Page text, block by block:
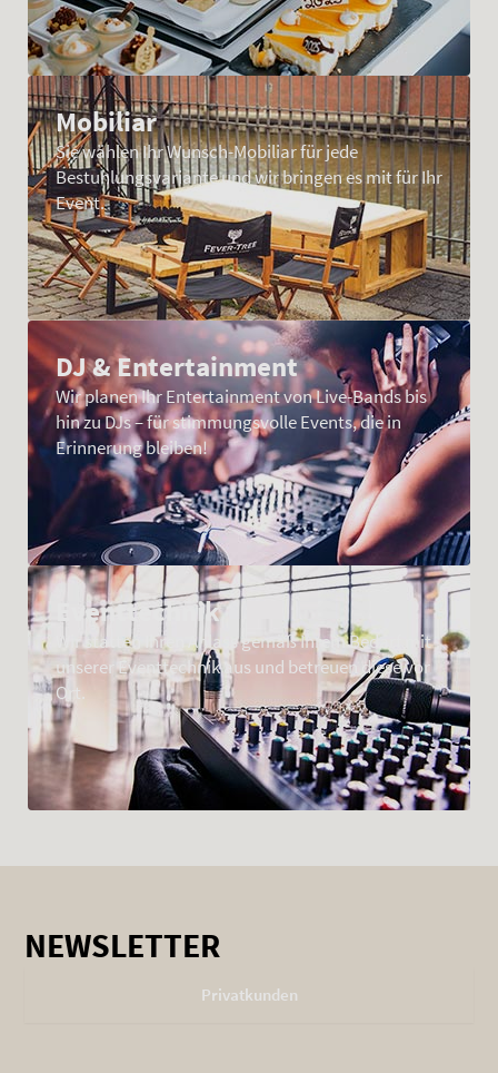
Mobiliar
Sie wählen Ihr Wunsch-Mobiliar für jede
Bestuhlungsvariante und wir bringen es mit für Ihr
Event.
DJ & Entertainment
Wir planen Ihr Entertainment von Live-Bands bis
hin zu DJs – für stimmungsvolle Events, die in
Erinnerung bleiben!
Eventtechnik
Wir statten Ihren Anlass gemäß Ihrem Bedarf mit
unserer Eventtechnik aus und betreuen diese vor
Ort.
NEWSLETTER
Privatkunden